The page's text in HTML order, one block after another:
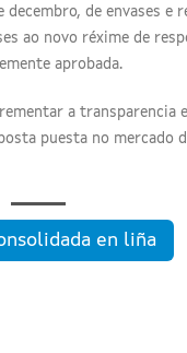
decembro, de envases
ao novo réxime de
aprobada.
a transparencia
puesta no mercado
en liña